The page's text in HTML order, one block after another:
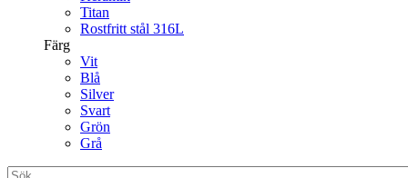
Titan
Rostfritt stål 316L
Färg
Vit
Blå
Silver
Svart
Grön
Grå